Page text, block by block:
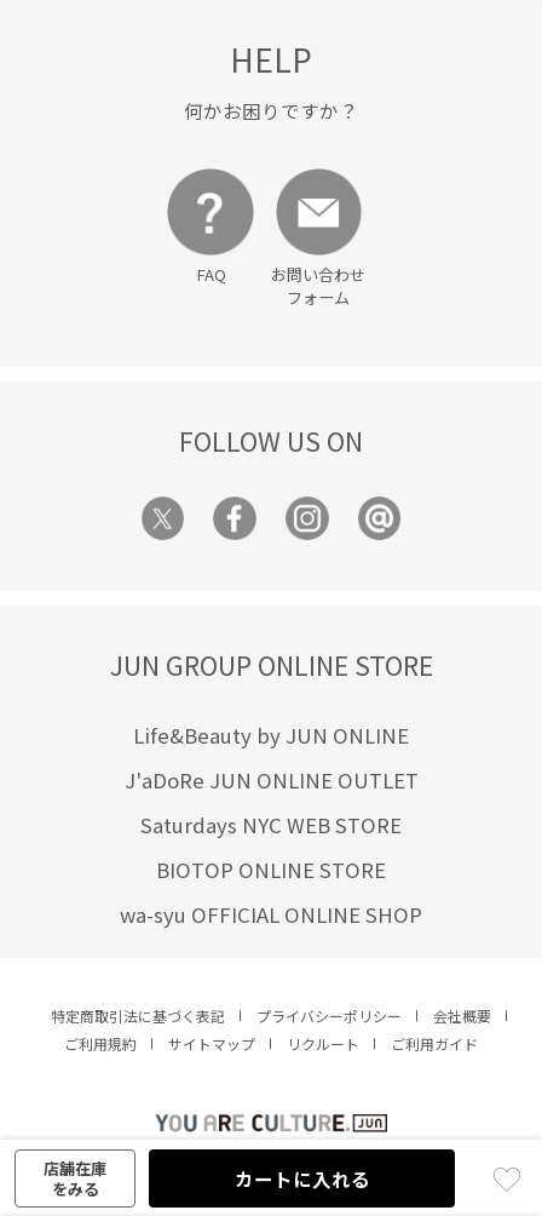
HELP
何かお困りですか？
FAQ
お問い合わせ
フォーム
FOLLOW US ON
JUN GROUP ONLINE STORE
Life&Beauty by JUN ONLINE
J'aDoRe JUN ONLINE OUTLET
Saturdays NYC WEB STORE
BIOTOP ONLINE STORE
wa-syu OFFICIAL ONLINE SHOP
特定商取引法に基づく表記 プライバシーポリシー
会社概要
ご利用規約
サイトマップ リクルート ご利用ガイド
YOU ARE CULTURE.
店舗在庫
をみる
カートに入れる